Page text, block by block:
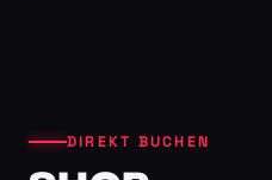
DIREKT BUCHEN